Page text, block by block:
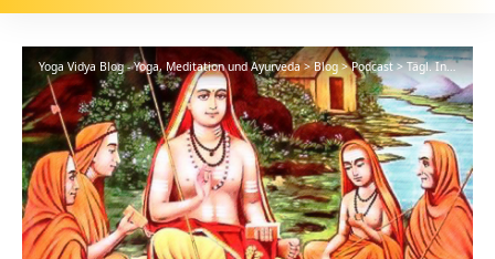
Yoga Vidya Blog - Yoga, Meditation und Ayurveda>Blog>Podcast>Tägl. Inspiration